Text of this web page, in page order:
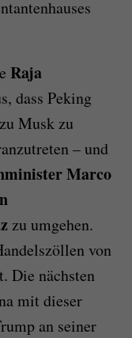
Raja
dass Peking
Musk zu
– und
Marco
zu umgehen.
von
Die nächsten
mit dieser
an seiner